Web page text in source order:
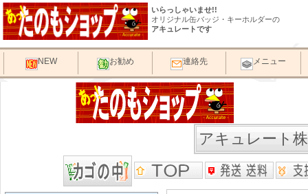
いらっしゃいませ!!
オリジナル缶バッジ・キーホルダーの
アキュレートです
NEW お勧め 連絡先 メニュー
アキュレート